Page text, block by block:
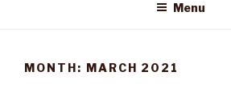
Menu
MONTH: MARCH 2021